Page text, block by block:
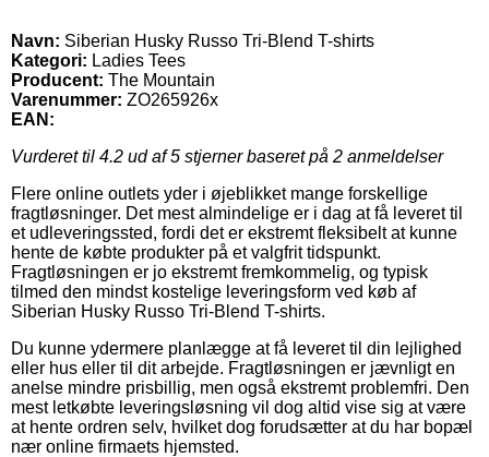
Navn: Siberian Husky Russo Tri-Blend T-shirts
Kategori: Ladies Tees
Producent: The Mountain
Varenummer: ZO265926x
EAN:
Vurderet til 4.2 ud af 5 stjerner baseret på 2 anmeldelser
Flere online outlets yder i øjeblikket mange forskellige
fragtløsninger. Det mest almindelige er i dag at få leveret til
et udleveringssted, fordi det er ekstremt fleksibelt at kunne
hente de købte produkter på et valgfrit tidspunkt.
Fragtløsningen er jo ekstremt fremkommelig, og typisk
tilmed den mindst kostelige leveringsform ved køb af
Siberian Husky Russo Tri-Blend T-shirts.
Du kunne ydermere planlægge at få leveret til din lejlighed
eller hus eller til dit arbejde. Fragtløsningen er jævnligt en
anelse mindre prisbillig, men også ekstremt problemfri. Den
mest letkøbte leveringsløsning vil dog altid vise sig at være
at hente ordren selv, hvilket dog forudsætter at du har bopæl
nær online firmaets hjemsted.